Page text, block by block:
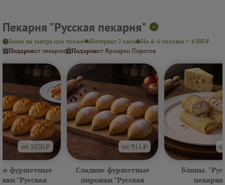
Пекарня "Русская пекарня"
Заказ на завтра или позже Интервал 2 часа
На 4–6 человек ≈ 4 000 ₽
Подарокот пекарни Подарокот Ярмарки Пирогов
от 1020 ₽
фуршетные
"Русская
от 915 ₽
Сладкие фуршетные
пирожки "Русская
Блины.